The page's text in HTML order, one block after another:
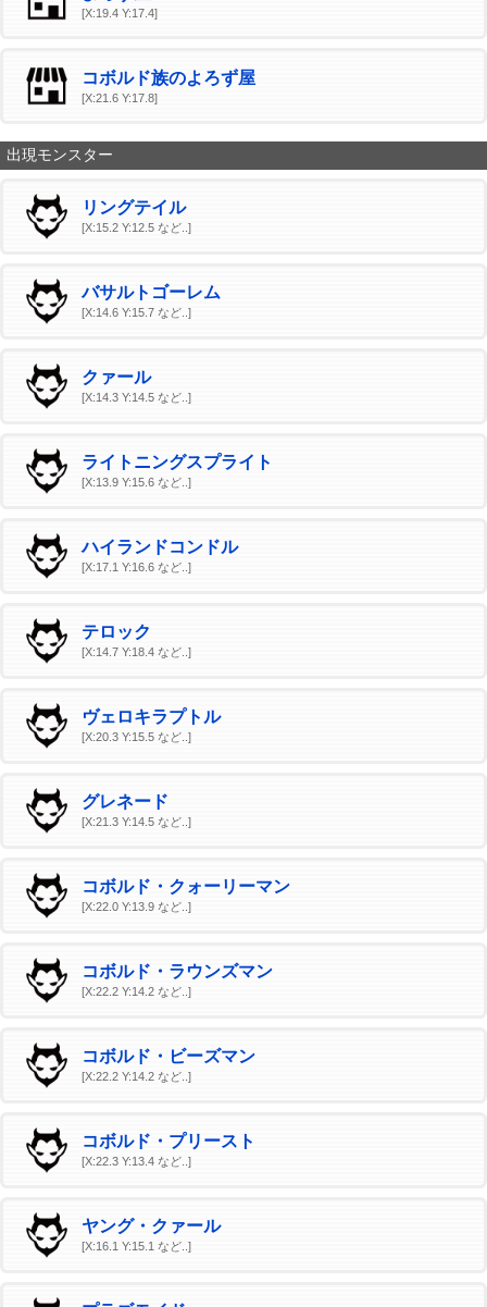
[X:19.4 Y:17.4]
コボルド族のよろず屋
[X:21.6 Y:17.8]
出現モンスター
リングテイル
[X:15.2 Y:12.5 など..]
バサルトゴーレム
[X:14.6 Y:15.7 など..]
クァール
[X:14.3 Y:14.5 など..]
ライトニングスプライト
[X:13.9 Y:15.6 など..]
ハイランドコンドル
[X:17.1 Y:16.6 など..]
テロック
[X:14.7 Y:18.4 など..]
ヴェロキラプトル
[X:20.3 Y:15.5 など..]
グレネード
[X:21.3 Y:14.5 など..]
コボルド・クォーリーマン
[X:22.0 Y:13.9 など..]
コボルド・ラウンズマン
[X:22.2 Y:14.2 など..]
コボルド・ビーズマン
[X:22.2 Y:14.2 など..]
コボルド・プリースト
[X:22.3 Y:13.4 など..]
ヤング・クァール
[X:16.1 Y:15.1 など..]